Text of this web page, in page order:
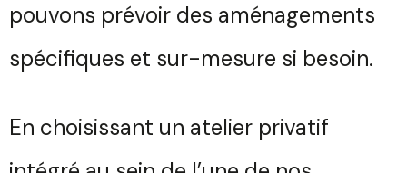
pouvons prévoir des aménagements
spécifiques et sur-mesure si besoin.
En choisissant un atelier privatif